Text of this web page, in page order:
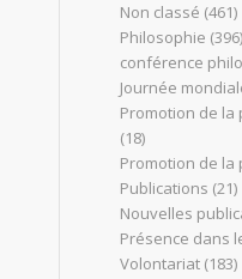
Non classé (461)
Philosophie (396)
conférence philo
Journée
Promotion de
(18)
Promotion de la
Publications (21)
Nouvelles
Présence dans
Volontariat (183)